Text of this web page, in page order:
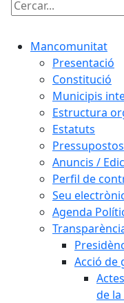
Cercar:
Mancomunitat
Presentació
Constitució
Municipis
Estructura
Estatuts
Anuncis /
Perfil de
Seu
Agenda
Acció de
de la